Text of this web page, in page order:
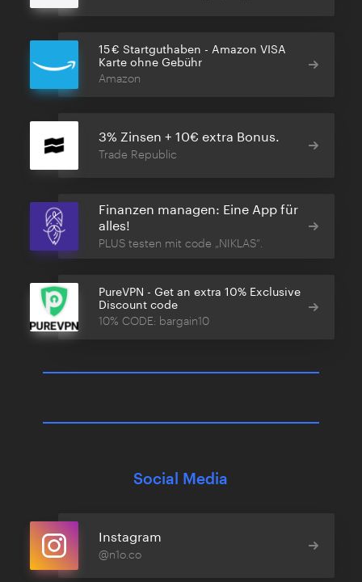
15 € Startguthaben - Amazon VISA
Karte ohne Gebühr
Amazon
3% Zinsen + 10€ extra Bonus.
Trade Republic
Finanzen managen: Eine App für
alles!
PLUS testen mit code „NIKLAS“.
PureVPN - Get an extra 10% Exclusive
Discount code
10% CODE: bargain10
Social Media
Instagram
@n1o.co